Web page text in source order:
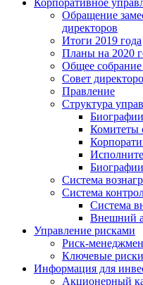
Корпоративное
Обращение
директоров
Итоги 2019 года
Планы на 2020
Общее
Совет
Правление
Структура
Комитеты
Система
Система
Система
Внешний
Управление рисками
Риск-
Ключевые риски
Информация для
Акционерный